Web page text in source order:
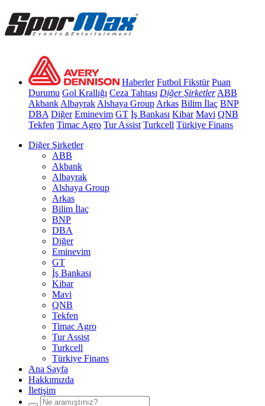
Haberler Futbol Fikstür Puan
Durumu Gol Krallığı Ceza Tahtası Diğer Şirketler ABB
Akbank Albayrak Alshaya Group Arkas Bilim İlaç BNP
DBA Diğer Eminevim GT İş Bankası Kibar Mavi QNB
Tekfen Timac Agro Tur Assist Turkcell Türkiye Finans
Diğer Şirketler
ABB
Akbank
Albayrak
Alshaya Group
Arkas
Bilim İlaç
BNP
DBA
Diğer
Eminevim
GT
İş Bankası
Kibar
Mavi
QNB
Tekfen
Timac Agro
Tur Assist
Turkcell
Türkiye Finans
Ana Sayfa
Hakkımızda
İletişim